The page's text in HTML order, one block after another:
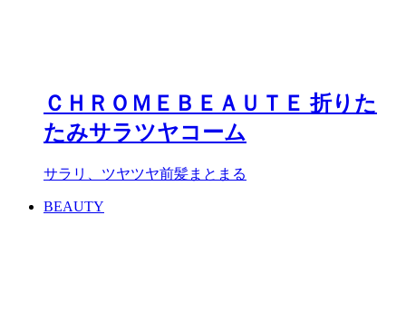
ＣＨＲＯＭＥＢＥＡＵＴＥ 折りた
たみサラツヤコーム
サラリ、ツヤツヤ前髪まとまる
BEAUTY